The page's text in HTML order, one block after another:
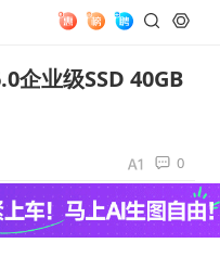
企业级SSD 40GB
0